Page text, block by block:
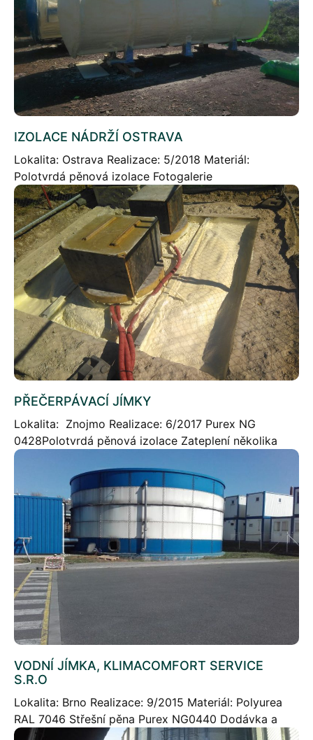
IZOLACE NÁDRŽÍ OSTRAVA
Lokalita: Ostrava Realizace: 5/2018 Materiál:
Polotvrdá pěnová izolace Fotogalerie
PŘEČERPÁVACÍ JÍMKY
Lokalita: Znojmo Realizace: 6/2017 Purex NG
0428Polotvrdá pěnová izolace Zateplení několika
čerpacích stanic odpadní vody pro VODÁRENSKOU
AKCIOVOU SPOLEČNOST, a.s. Fotogalerie
VODNÍ JÍMKA, KLIMACOMFORT SERVICE
S.R.O
Lokalita: Brno Realizace: 9/2015 Materiál: Polyurea
RAL 7046 Střešní pěna Purex NG0440 Dodávka a
nástřik srovnávací vrstvy střešní pěnové izolace a